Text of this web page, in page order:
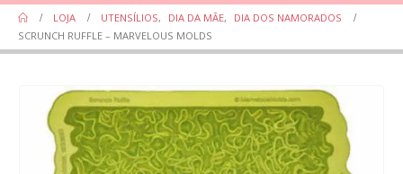
LOJA UTENSÍLIOS, DIA DA MÃE,
DIA DOS NAMORADOS
SCRUNCH RUFFLE – MARVELOUS MOLDS